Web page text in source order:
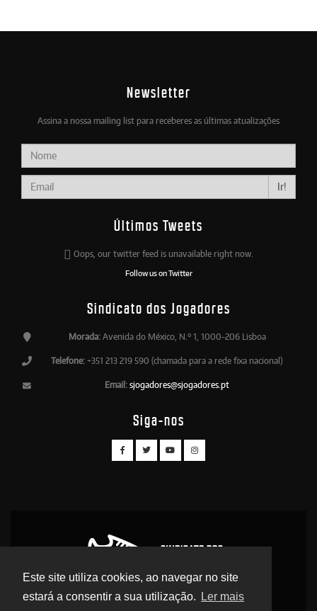
Este site utiliza cookies, ao navegar no site
estará a consentir a sua utilização.
Ler mais
Newsletter
Assina a nossa mailing list para receberes as últimas atualizações
Ir!
Últimos Tweets
Oops, our twitter feed is unavailable right now.
Follow us on Twitter
Sindicato dos Jogadores
Morada:Avenida do México, N.º 1, 1000-206 Lisboa
Telefone: +351 213 219 590 (chamada para a rede fixa nacional)
Email: sjogadores@sjogadores.pt
Siga-nos
© 2026 Sindicato dos Jogadores - Direitos Reservados